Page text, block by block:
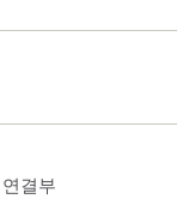
결부